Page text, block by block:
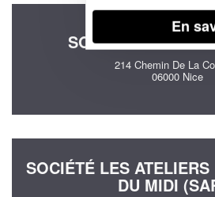
SOCIÉTÉ
214 Chemin De La
06000 Nice
SOCIÉTÉ LES ATELIERS
DU MIDI
En